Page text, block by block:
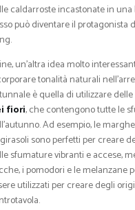
caldarroste incastonate in una
può diventare il protagonista
un’altra idea molto
tonalità naturali
è quella di utilizzare delle
fiori, che contengono tutte le
Ad esempio, le
sono perfetti per creare
sfumature vibranti e accese,
i pomodori e le melanzane
utilizzati per creare degli